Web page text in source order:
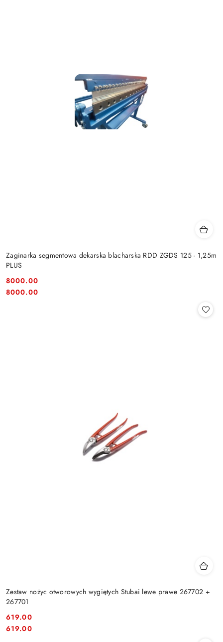
Zaginarka segmentowa dekarska blacharska RDD ZGDS 125 - 1,25m
PLUS
Cena:
8000.00
Cena:
8000.00
Zestaw nożyc otworowych wygiętych Stubai lewe prawe 267702 +
267701
Cena:
619.00
Cena:
619.00